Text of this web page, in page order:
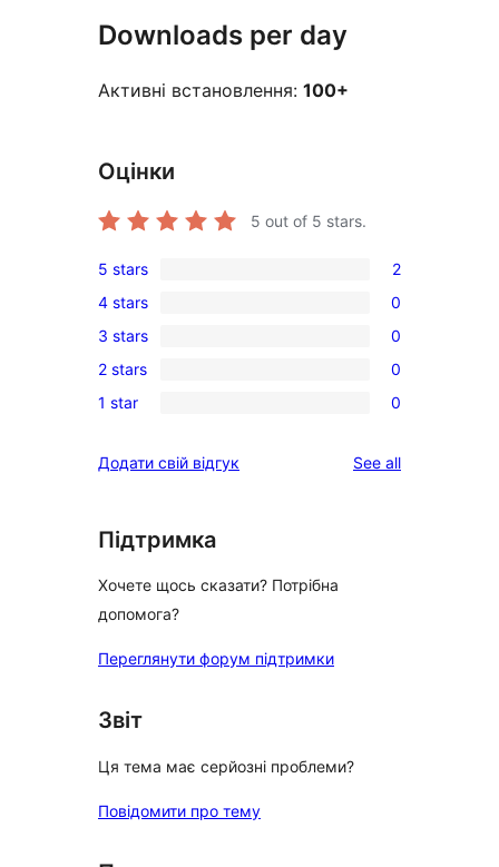
Downloads per day
Активні встановлення: 100+
Оцінки
5 out of 5 stars.
2
5-
star
reviews
5 stars 2
0
4-
star
reviews
4 stars 0
0
3-
star
3 stars 0
0
2-
reviews
2 stars 0
0
star
1 star 0
Додати свій відгук See allreviews
Підтримка
Хочете щось сказати? Потрібна
допомога?
Переглянути форум підтримки
Звіт
Ця тема має серйозні проблеми?
Повідомити про тему